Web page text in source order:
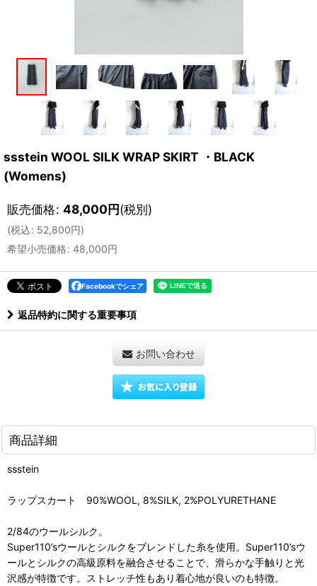
ssstein WOOL SILK WRAP SKIRT ・BLACK
(Womens)
販売価格: 48,000円(税別)
(税込: 52,800円)
希望小売価格: 48,000円
Facebookでシェア
返品特約に関する重要事項
お問い合わせ
商品詳細
ssstein
ラップスカート 90%WOOL, 8%SILK, 2%POLYURETHANE
2/84のウールシルク。
Super110’sウールとシルクをブレンドした糸を使用。Super110’sウ
ールとシルクの高級原料を融合させることで、滑らかな手触りと光
沢感が特徴です。ストレッチ性もあり着心地が良いのも特徴。